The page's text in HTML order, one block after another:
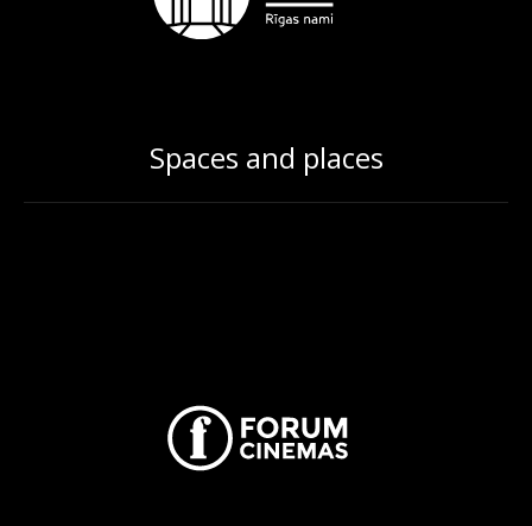
Spaces and places